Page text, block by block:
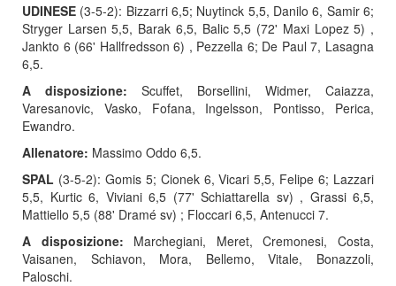
UDINESE (3-5-2): Bizzarri 6,5; Nuytinck 5,5, Danilo 6, Samir 6;
Stryger Larsen 5,5, Barak 6,5, Balic 5,5 (72' Maxi Lopez 5) ,
Jankto 6 (66' Hallfredsson 6) , Pezzella 6; De Paul 7, Lasagna
6,5.
A disposizione: Scuffet, Borsellini, Widmer, Caiazza,
Varesanovic, Vasko, Fofana, Ingelsson, Pontisso, Perica,
Ewandro.
Allenatore: Massimo Oddo 6,5.
SPAL (3-5-2): Gomis 5; Cionek 6, Vicari 5,5, Felipe 6; Lazzari
5,5, Kurtic 6, Viviani 6,5 (77' Schiattarella sv) , Grassi 6,5,
Mattiello 5,5 (88' Dramé sv) ; Floccari 6,5, Antenucci 7.
A disposizione: Marchegiani, Meret, Cremonesi, Costa,
Vaisanen, Schiavon, Mora, Bellemo, Vitale, Bonazzoli,
Paloschi.